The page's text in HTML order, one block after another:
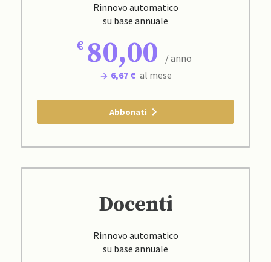
Rinnovo automatico
su base annuale
80,00
/ anno
6,67 € al mese
Abbonati
Docenti
Rinnovo automatico
su base annuale